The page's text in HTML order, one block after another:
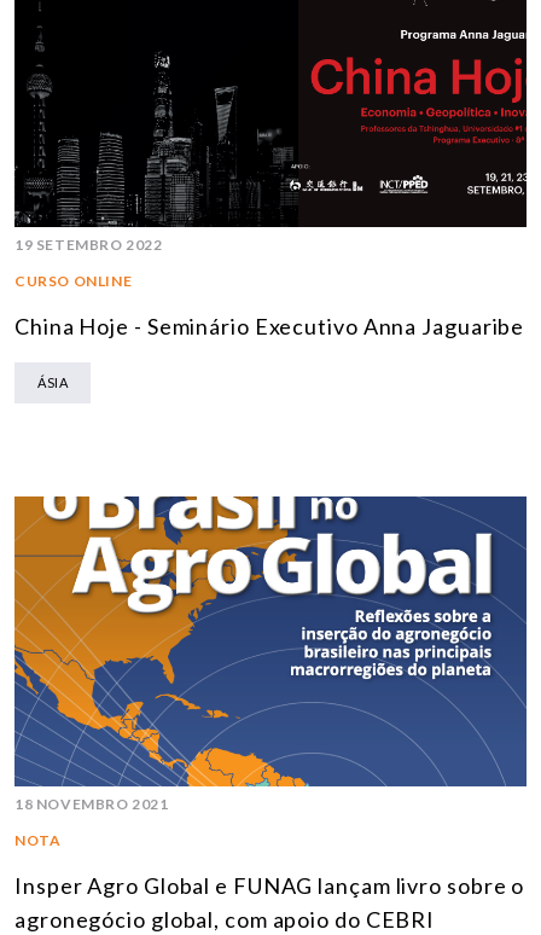
19 SETEMBRO 2022
CURSO ONLINE
China Hoje - Seminário Executivo Anna Jaguaribe
ÁSIA
18 NOVEMBRO 2021
NOTA
Insper Agro Global e FUNAG lançam livro sobre o
agronegócio global, com apoio do CEBRI